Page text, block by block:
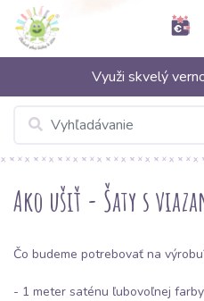
Využi skvelý
Ako ušiť - Šaty s
Čo budeme potrebovať na
- 1 meter saténu ľubovoľnej farby